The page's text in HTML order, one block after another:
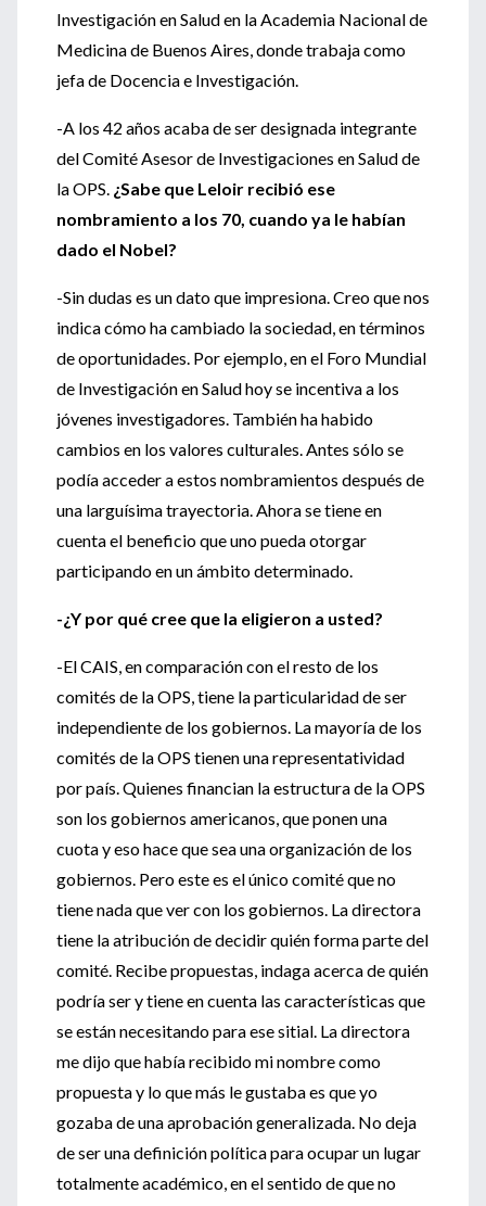
Investigación en Salud en la Academia Nacional de
Medicina de Buenos Aires, donde trabaja como
jefa de Docencia e Investigación.
-A los 42 años acaba de ser designada integrante
del Comité Asesor de Investigaciones en Salud de
la OPS. ¿Sabe que Leloir recibió ese
nombramiento a los 70, cuando ya le habían
dado el Nobel?
-Sin dudas es un dato que impresiona. Creo que nos
indica cómo ha cambiado la sociedad, en términos
de oportunidades. Por ejemplo, en el Foro Mundial
de Investigación en Salud hoy se incentiva a los
jóvenes investigadores. También ha habido
cambios en los valores culturales. Antes sólo se
podía acceder a estos nombramientos después de
una larguísima trayectoria. Ahora se tiene en
cuenta el beneficio que uno pueda otorgar
participando en un ámbito determinado.
-¿Y por qué cree que la eligieron a usted?
-El CAIS, en comparación con el resto de los
comités de la OPS, tiene la particularidad de ser
independiente de los gobiernos. La mayoría de los
comités de la OPS tienen una representatividad
por país. Quienes financian la estructura de la OPS
son los gobiernos americanos, que ponen una
cuota y eso hace que sea una organización de los
gobiernos. Pero este es el único comité que no
tiene nada que ver con los gobiernos. La directora
tiene la atribución de decidir quién forma parte del
comité. Recibe propuestas, indaga acerca de quién
podría ser y tiene en cuenta las características que
se están necesitando para ese sitial. La directora
me dijo que había recibido mi nombre como
propuesta y lo que más le gustaba es que yo
gozaba de una aprobación generalizada. No deja
de ser una definición política para ocupar un lugar
totalmente académico, en el sentido de que no